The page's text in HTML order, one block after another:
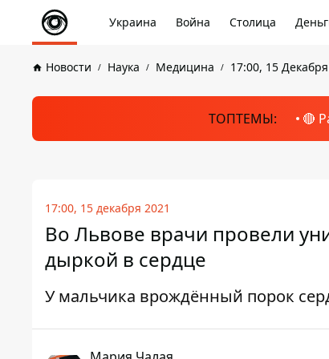
Украина Война Столица
Новости Наука Медицина 17:00, 15
ТОПТЕМЫ: 🔴
17:00, 15 декабря 2021
Во Львове врачи провели
дыркой в сердце
У мальчика врождённый порок